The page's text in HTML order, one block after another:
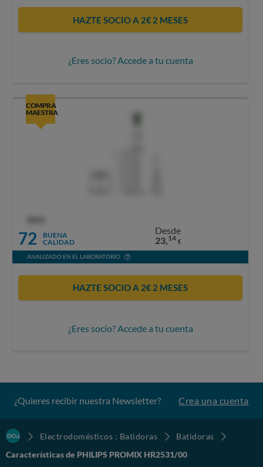
HAZTE SOCIO A 2€ 2 MESES
¿Eres socio? Accede a tu cuenta
COMPRA
MAESTRA
72
BUENA
CALIDAD
Desde
23,14 €
ANALIZADO EN EL LABORATORIO
HAZTE SOCIO A 2€ 2 MESES
¿Eres socio? Accede a tu cuenta
¿Quieres recibir nuestra Newsletter? Crea una cuenta
Electrodomésticos : Batidoras
Batidoras
Características de PHILIPS PROMIX HR2531/00